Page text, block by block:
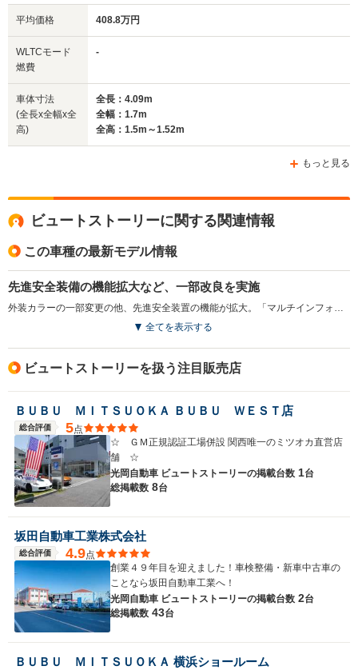
サイズ
(全長x全幅x全高)
WLTCモード
燃費
排気量
-m
-
1198cc
FF、4WD
-
2495～3498cc
FR、4WD
平均価格 408.8万円
WLTCモード
燃費
-
車体寸法
(全長x全幅x全
高)
全長：4.09m
全幅：1.7m
全高：1.5m～1.52m
もっと見る
ビュートストーリーに関する関連情報
この車種の最新モデル情報
先進安全装備の機能拡大など、一部改良を実施
外装カラーの一部変更の他、先進安全装置の機能が拡大。「マルチインフォメーションディスプレイ」の大型化、「スマートエントリー＆スタートシステム」の全車標準装備化など、機能拡大が図られた。（2024.2）
全てを表示する
ビュートストーリーを扱う注目販売店
ＢＵＢＵ ＭＩＴＳＵＯＫＡ ＢＵＢＵ ＷＥＳＴ店
総合評価 5点
☆ ＧＭ正規認証工場併設 関西唯一のミツオカ直営店
舗 ☆
光岡自動車 ビュートストーリーの掲載台数 1台
総掲載数 8台
坂田自動車工業株式会社
総合評価 4.9点
創業４９年目を迎えました！車検整備・新車中古車の
ことなら坂田自動車工業へ！
光岡自動車 ビュートストーリーの掲載台数 2台
総掲載数 43台
ＢＵＢＵ ＭＩＴＳＵＯＫＡ 横浜ショールーム